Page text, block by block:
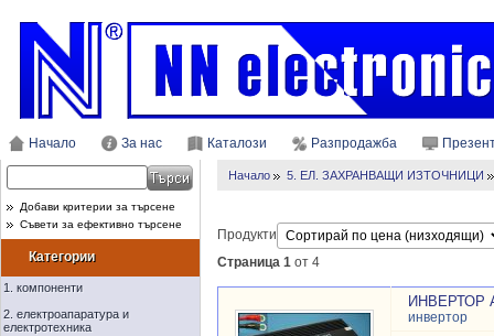
Начало За нас Каталози Разпродажба
Добави критерии за търсене
Съвети за ефективно търсене
Категории
1. компоненти
2. електроапаратура и
електротехника
Начало 5. ЕЛ. ЗАХРАНВАЩИ ИЗТОЧНИЦИ
Продукти
Страница 1 от 4
ИНВЕРТОР
инвертор